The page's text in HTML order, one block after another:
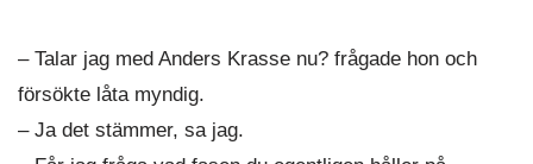
– Talar jag med Anders Krasse nu? frågade hon och
försökte låta myndig.
– Ja det stämmer, sa jag.